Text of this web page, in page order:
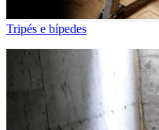
Tripés e bípedes